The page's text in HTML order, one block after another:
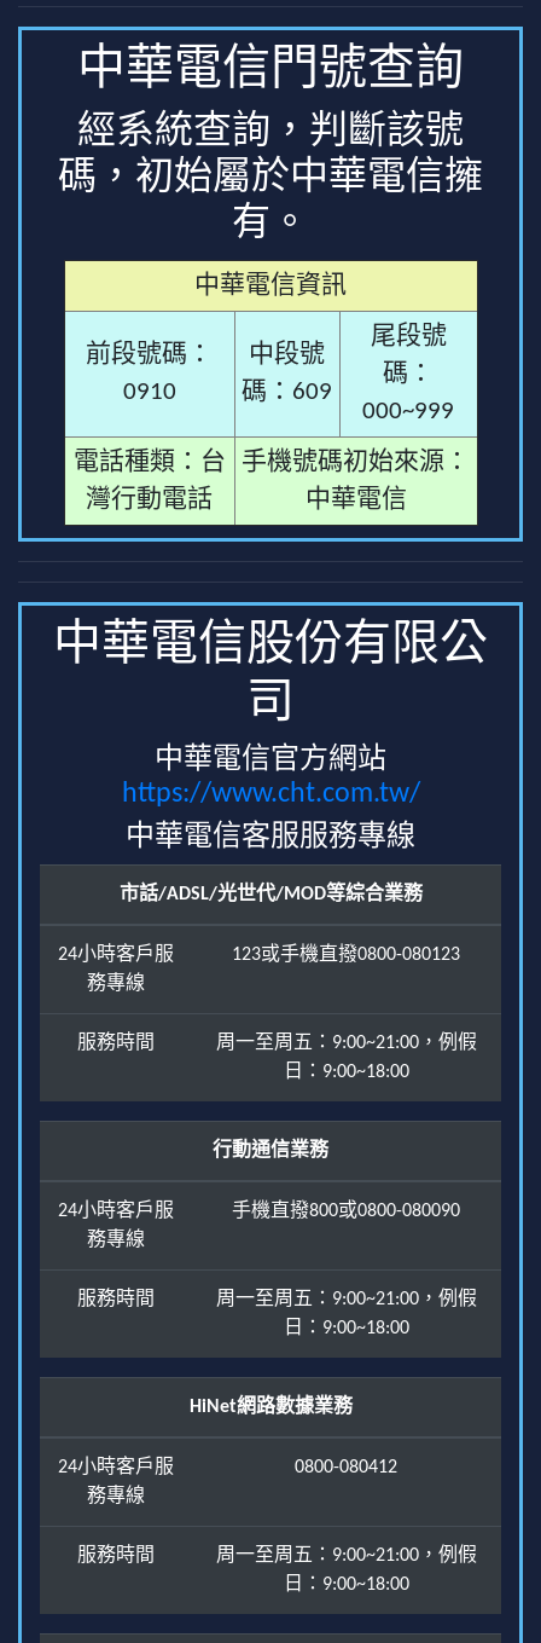
中華電信門號查詢
經系統查詢，判斷該號
碼，初始屬於中華電信擁
有。
中華電信資訊
前段號碼：
0910
中段號
碼：609
尾段號
碼：
000~999
電話種類：台
灣行動電話
手機號碼初始來源：
中華電信
中華電信股份有限公
司
中華電信官方網站
https://www.cht.com.tw/
中華電信客服服務專線
市話/ADSL/光世代/MOD等綜合業務
24小時客戶服
務專線
123或手機直撥0800-080123
服務時間
周一至周五：9:00~21:00，例假
日：9:00~18:00
行動通信業務
24小時客戶服
務專線
手機直撥800或0800-080090
服務時間
周一至周五：9:00~21:00，例假
日：9:00~18:00
HiNet網路數據業務
24小時客戶服
務專線
0800-080412
服務時間
周一至周五：9:00~21:00，例假
日：9:00~18:00